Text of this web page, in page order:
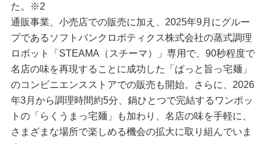
た。※2
通販事業、小売店での販売に加え、2025年9月にグルー
プであるソフトバンクロボティクス株式会社の蒸式調理
ロボット「STEAMA（スチーマ）」専用で、90秒程度で
名店の味を再現することに成功した「ぱっと旨っ宅麺」
のコンビニエンスストアでの販売も開始。さらに、2026
年3月から調理時間約5分、鍋ひとつで完結するワンポッ
トの「らくうまっ宅麺」も加わり、名店の味を手軽に、
さまざまな場所で楽しめる機会の拡大に取り組んでいま